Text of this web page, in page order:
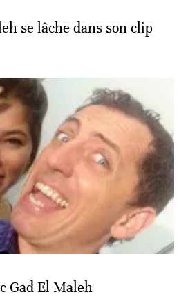
se lâche dans son clip
Gad El Maleh